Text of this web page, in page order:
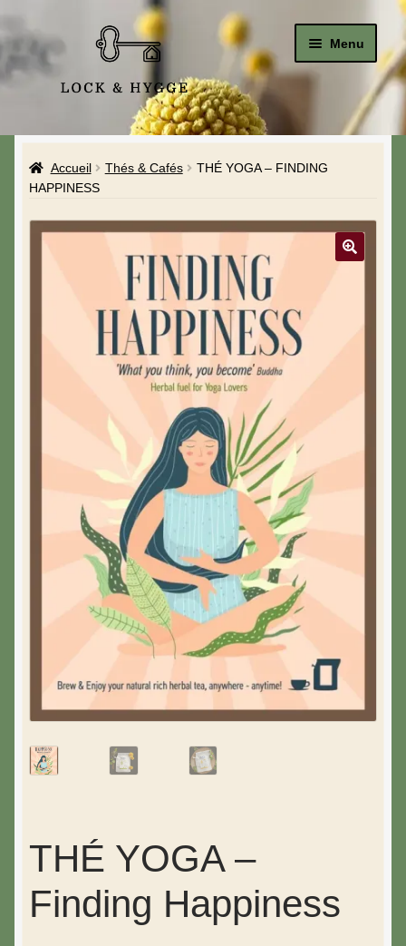
Menu
Le Studio
La Boutique
Mon compte
Blog & Hygge
Accueil Thés & Cafés
THÉ YOGA – FINDING
HAPPINESS
THÉ YOGA –
Finding Happiness